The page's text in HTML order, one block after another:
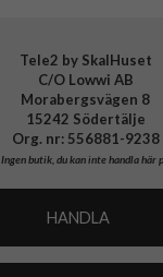
Tele2 by SkalHuset
C/O Lowwi AB
Morabergsvägen 8
15242 Södertälje
Org. nr: 556881-9238
Ingen butik, du kan inte handla här
HANDLA